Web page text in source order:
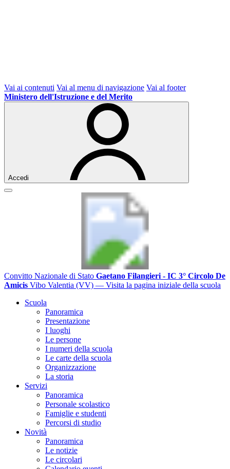
Vai ai contenuti Vai al menu di navigazione Vai al footer
Ministero dell'Istruzione e del Merito
Accedi
Convitto Nazionale di Stato Gaetano Filangieri - IC 3° Circolo De
Amicis Vibo Valentia (VV) — Visita la pagina iniziale della scuola
Scuola
Panoramica
Presentazione
I luoghi
Le persone
I numeri della scuola
Le carte della scuola
Organizzazione
La storia
Servizi
Panoramica
Personale scolastico
Famiglie e studenti
Percorsi di studio
Novità
Panoramica
Le notizie
Le circolari